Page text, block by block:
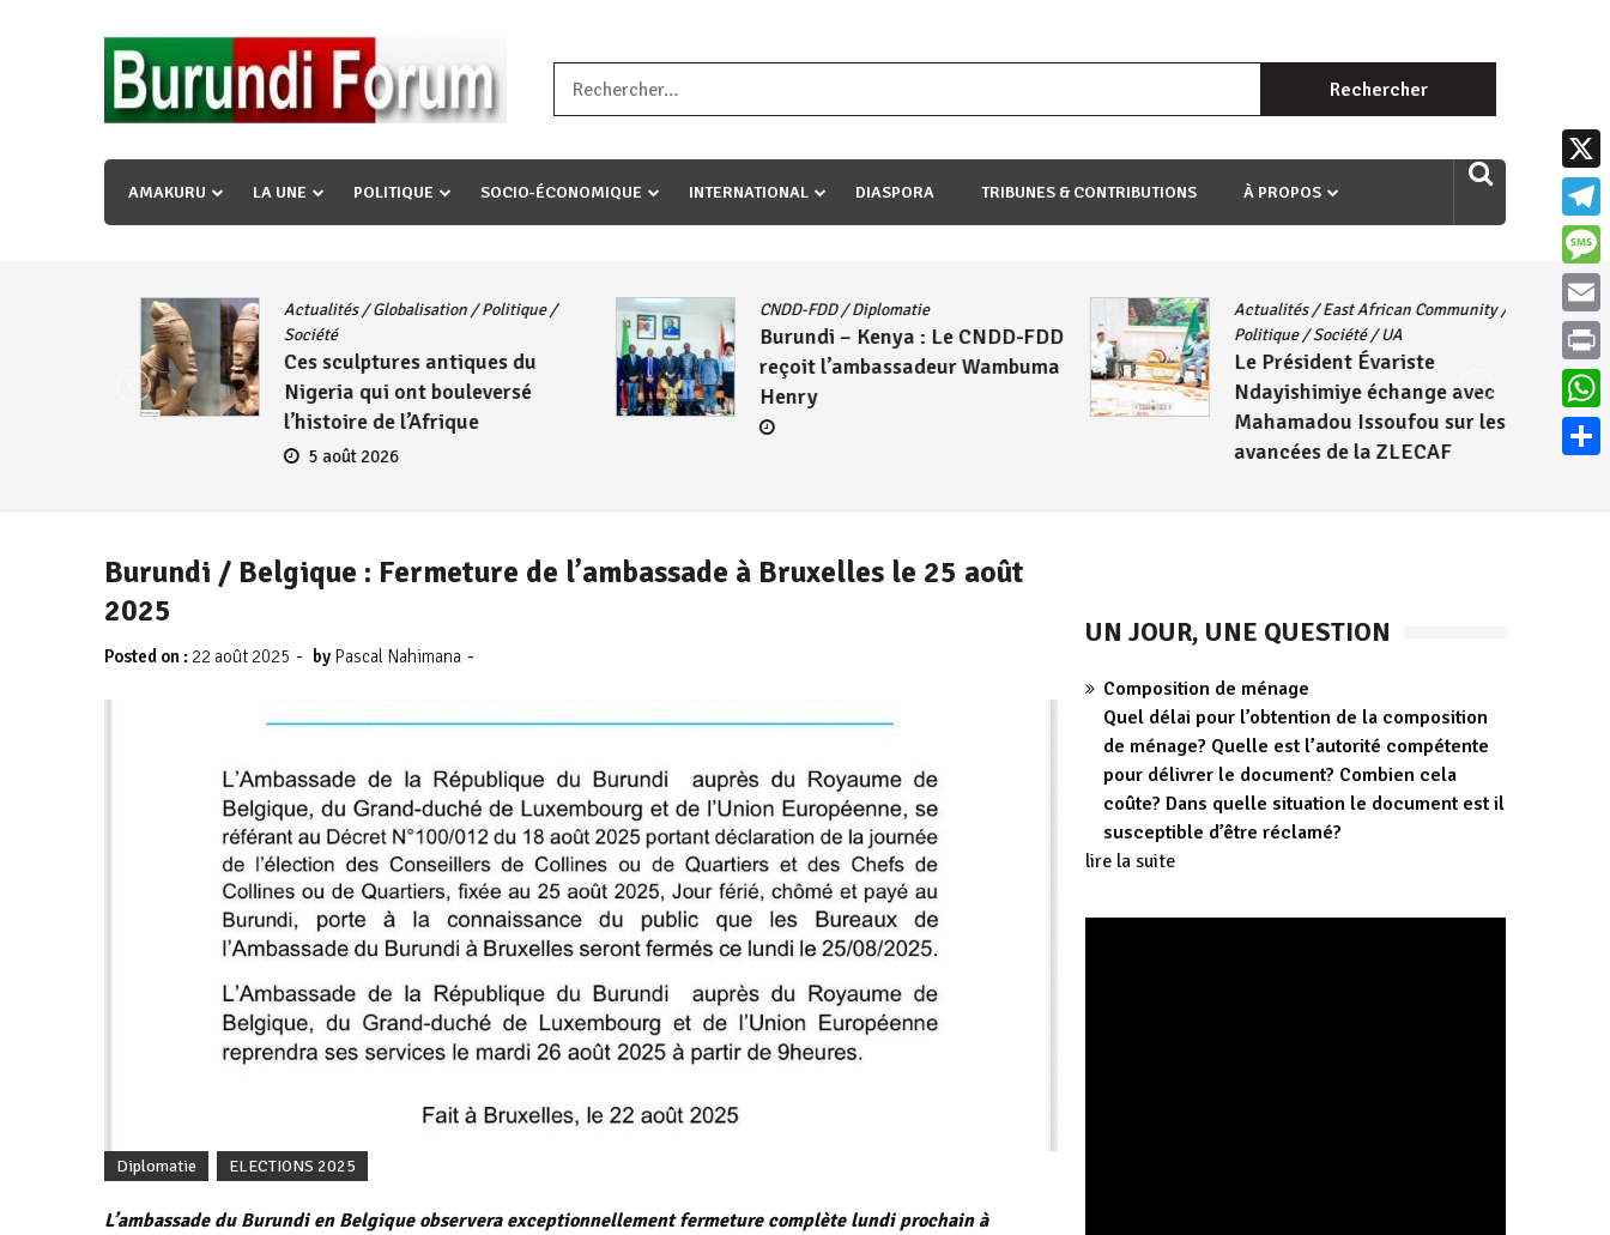
« Ingorane si ugupfa , ingorane ni ugupfa nabi ,gupfa ataco umariye umuryango wawe canke igihugu cakwibarutse .Wewe uri ngaha ndagusigiye iki kibazo : Uriko ukora iki kugira ngo
uzopfire neza umuryango n’igihugu cakwibarutse ? »
Rechercher :
AMAKURU LA UNE POLITIQUE SOCIO-ÉCONOMIQUE INTERNATIONAL DIASPORA TRIBUNES & CONTRIBUTIONS À PROPOS
Actualités/Globalisation/Politique/
Société
Ces sculptures antiques du
Nigeria qui ont bouleversé
l’histoire de l’Afrique
5 août 2026
CNDD-FDD/Diplomatie
Burundi – Kenya : Le CNDD-FDD
reçoit l’ambassadeur Wambuma
Henry
Actualités/East African Community/
Politique/Société/UA
Le Président Évariste
Ndayishimiye échange avec
Mahamadou Issoufou sur les
avancées de la ZLECAF
Burundi / Belgique : Fermeture de l’ambassade à Bruxelles le 25 août
2025
Posted on : 22 août 2025 - by Pascal Nahimana -
Diplomatie ELECTIONS 2025
L’ambassade du Burundi en Belgique observera exceptionnellement fermeture complète lundi prochain à
UN JOUR, UNE QUESTION
Composition de ménage
Quel délai pour l’obtention de la composition
de ménage? Quelle est l’autorité compétente
pour délivrer le document? Combien cela
coûte? Dans quelle situation le document est il
susceptible d’être réclamé?
lire la suite
X
Email
Print